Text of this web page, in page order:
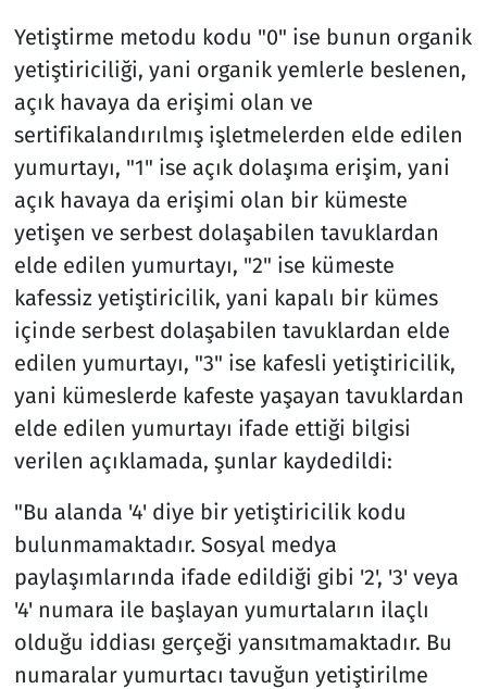
Yetiştirme metodu kodu "0" ise bunun organik
yetiştiriciliği, yani organik yemlerle beslenen,
açık havaya da erişimi olan ve
sertifikalandırılmış işletmelerden elde edilen
yumurtayı, "1" ise açık dolaşıma erişim, yani
açık havaya da erişimi olan bir kümeste
yetişen ve serbest dolaşabilen tavuklardan
elde edilen yumurtayı, "2" ise kümeste
kafessiz yetiştiricilik, yani kapalı bir kümes
içinde serbest dolaşabilen tavuklardan elde
edilen yumurtayı, "3" ise kafesli yetiştiricilik,
yani kümeslerde kafeste yaşayan tavuklardan
elde edilen yumurtayı ifade ettiği bilgisi
verilen açıklamada, şunlar kaydedildi:
"Bu alanda '4' diye bir yetiştiricilik kodu
bulunmamaktadır. Sosyal medya
paylaşımlarında ifade edildiği gibi '2', '3' veya
'4' numara ile başlayan yumurtaların ilaçlı
olduğu iddiası gerçeği yansıtmamaktadır. Bu
numaralar yumurtacı tavuğun yetiştirilme